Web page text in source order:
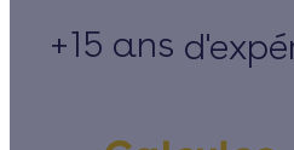
+15 ans